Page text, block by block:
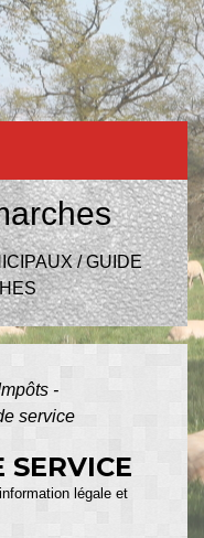
/GUIDE
-
service
SERVICE
légale et